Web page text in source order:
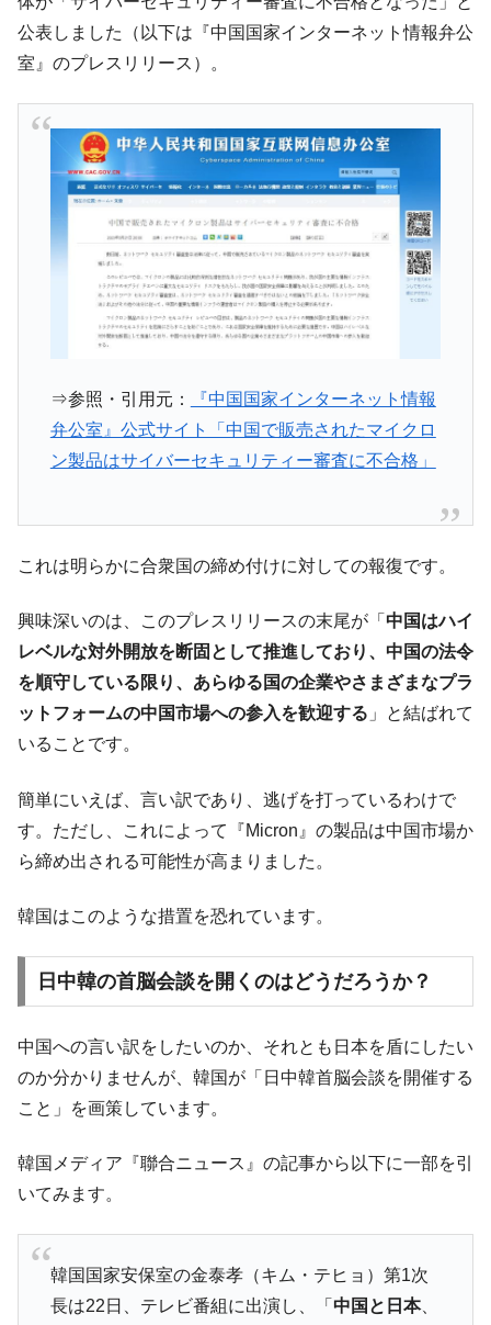
韓国で猛暑。南東部では干ばつ
『Money1』
韓国型イージス搭載の次世代駆逐艦
「KDDX」1番艦、2032年竣工と公示
『Money1』
に韓国がいっちょがみしたのでは。
『Money1』
韓国政府『BYD』車への補助金を全廃 ⇒ 実
は韓国で『BYD』車は売れている。6カ月で対前年同期比
『Money1』
在韓米国大使スティールが着韓！⇒ さっそ
く空港に詰めかけ「出て行け！」「極右勢力」のプラカー
ドを掲げる「在韓反米勢力」
『Money1』
韓国政府「2035年までに18.4GW規模のAIデ
『Money1』
JPモルガン「韓国レバレッジETFの清算は
ほぼ終わった」
『Money1』
韓国『国民年金公団』株価暴落で200兆蒸
『Money1』
韓国政府「ニセＫ-ブランドを通報しようキ
ぎ」では。
『Money1』
韓国鉄鋼最大手『POSCO』ズブズブ沈む。
営業利益80.2％も減少
『Money1』
米国下院「韓国の公務員個人をターゲット
する差別。許してはおかぬ
Fact1
日本の誇る海洋資源調査船『白嶺』は先進技術の
Fact1
夏の甲子園、優勝校を最も多く輩出している都道
府県とは？
Fact1 今話題の「楽天ライオンズ」とは？
Fact1
全て勝つといくら？ 競馬GI競走で勝利騎手がもら
える賞金とは？
Fact1 平成仮面ライダーの意外すぎるモチーフとは？
Fact1
発表から2日で大崩壊、鳴かず飛ばずに終わりそう
なスーパーリーグとは？
だった選手とは？
Fact1
甲子園通算本塁打、最多の清原に次いで多く打っ
Fact1 セレクトセールの高額取引馬が稼いだ金額とは？
公表しました（以下は『中国国家インターネット情報弁公
室』のプレスリリース）。
⇒参照・引用元：
『中国国家インターネット情報
弁公室』公式サイト「中国で販売されたマイクロ
ン製品はサイバーセキュリティー審査に不合格」
これは明らかに合衆国の締め付けに対しての報復です。
興味深いのは、このプレスリリースの末尾が「 中国はハイ
レベルな対外開放を断固として推進しており、中国の法令
を順守している限り、あらゆる国の企業やさまざまなプラ
ットフォームの中国市場への参入を歓迎する 」と結ばれて
いることです。
簡単にいえば、言い訳であり、逃げを打っているわけで
す。ただし、これによって『Micron』の製品は中国市場か
ら締め出される可能性が高まりました。
韓国はこのような措置を恐れています。
日中韓の首脳会談を開くのはどうだろうか？
中国への言い訳をしたいのか、それとも日本を盾にしたい
のか分かりませんが、韓国が「日中韓首脳会談を開催する
こと」を画策しています。
韓国メディア『聯合ニュース』の記事から以下に一部を引
いてみます。
韓国国家安保室の金泰孝（キム・テヒョ）第1次
長は22日、テレビ番組に出演し、「 中国と日本、